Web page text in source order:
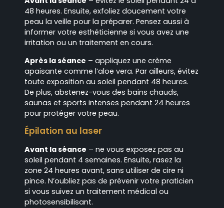
48 heures. Ensuite, exfoliez doucement votre
peau la veille pour la préparer. Pensez aussi à
informer votre esthéticienne si vous avez une
irritation ou un traitement en cours.
Après la séance – appliquez une crème
apaisante comme l’aloe vera. Par ailleurs, évitez
toute exposition au soleil pendant 48 heures.
De plus, abstenez-vous des bains chauds,
saunas et sports intenses pendant 24 heures
pour protéger votre peau.
Épilation au laser
Avant la séance – ne vous exposez pas au
soleil pendant 4 semaines. Ensuite, rasez la
zone 24 heures avant, sans utiliser de cire ni
pince. N’oubliez pas de prévenir votre praticien
si vous suivez un traitement médical ou
photosensibilisant.